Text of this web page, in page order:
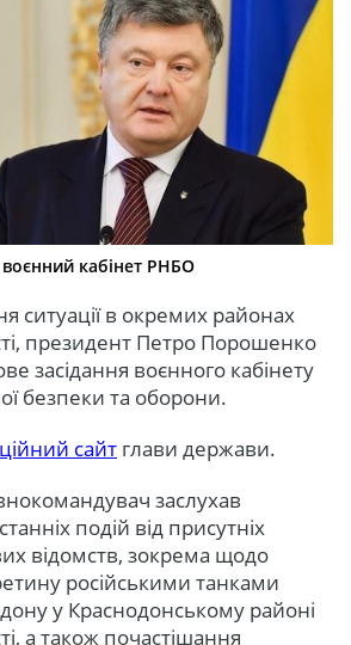
кабінет РНБО
ситуації в окремих районах
президент Петро Порошенко
засідання воєнного кабінету
безпеки та оборони.
сайт глави держави.
заслухав
подій від присутніх
відомств, зокрема щодо
російськими танками
у Краснодонському районі
а також почастішання